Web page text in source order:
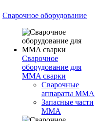
Сварочное оборудование
Сварочное
оборудование для
MMA сварки
Сварочные
аппараты MMA
Запасные части
MMA